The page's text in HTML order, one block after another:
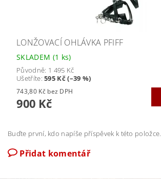
LONŽOVACÍ OHLÁVKA PFIFF
SKLADEM (1 ks)
Původně: 1 495 Kč
Ušetříte:595 Kč (–39 %)
743,80 Kč bez DPH
900 Kč
Buďte první, kdo napíše příspěvek k této položce.
Přidat komentář